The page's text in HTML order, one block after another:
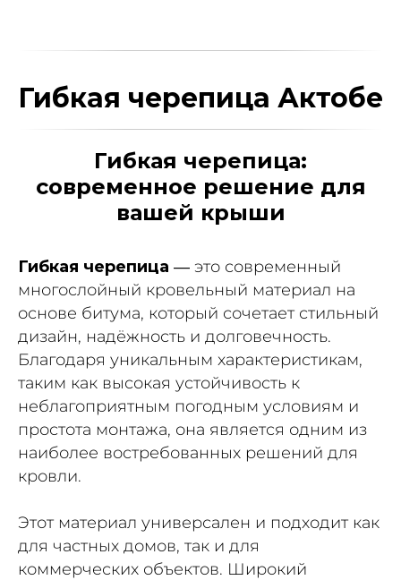
Гибкая черепица Актобе
Гибкая черепица:
современное решение для
вашей крыши
Гибкая черепица — это современный
многослойный кровельный материал на
основе битума, который сочетает стильный
дизайн, надёжность и долговечность.
Благодаря уникальным характеристикам,
таким как высокая устойчивость к
неблагоприятным погодным условиям и
простота монтажа, она является одним из
наиболее востребованных решений для
кровли.
Этот материал универсален и подходит как
для частных домов, так и для
коммерческих объектов. Широкий